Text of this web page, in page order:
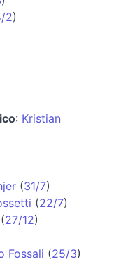
2)
: Kristian
(31/7)
(22/7)
(27/12)
Fossali (25/3)